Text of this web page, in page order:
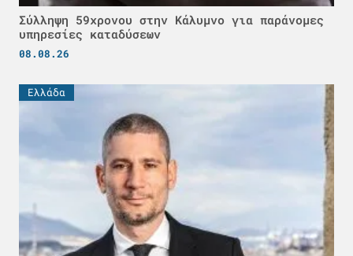
Σύλληψη 59χρονου στην Κάλυμνο για παράνομες
υπηρεσίες καταδύσεων
08.08.26
Ελλάδα